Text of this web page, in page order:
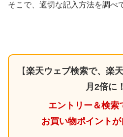
そこで、適切な記入方法を調べ
【楽天ウェブ検索で、楽
月2倍に！
エントリー＆検索
お買い物ポイントが